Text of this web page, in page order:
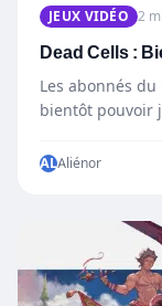
JEUX VIDÉO 2
Dead Cells :
Les abonnés
bientôt pouvoir
ALAliénor